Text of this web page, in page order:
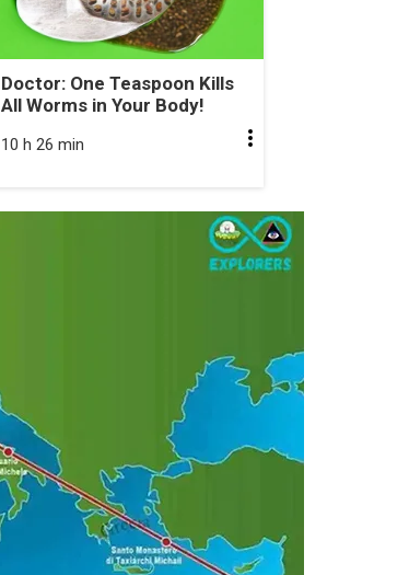
Doctor: One Teaspoon Kills
All Worms in Your Body!
10 h 26 min